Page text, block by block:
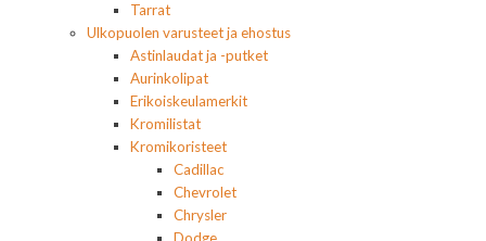
Tarrat
Ulkopuolen varusteet ja ehostus
Astinlaudat ja -putket
Aurinkolipat
Erikoiskeulamerkit
Kromilistat
Kromikoristeet
Cadillac
Chevrolet
Chrysler